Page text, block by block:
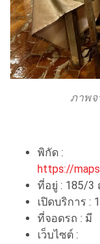
ภาพจ
พิกัด :
https://
ที่อยู่ : 185/3
เปิดบริการ :
ที่จอดรถ : มี
เว็บไซต์ :